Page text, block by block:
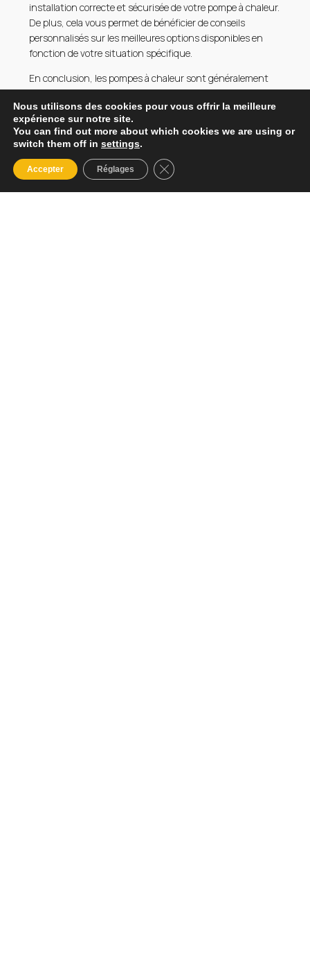
installation correcte et sécurisée de votre pompe à chaleur.
De plus, cela vous permet de bénéficier de conseils
personnalisés sur les meilleures options disponibles en
fonction de votre situation spécifique.
En conclusion, les pompes à chaleur sont généralement
compatibles avec les systèmes de chauffage existants,
mais une évaluation professionnelle est nécessaire pour
déterminer la meilleure approche. N'hésitez pas à
contacter un spécialiste pour obtenir des conseils adaptés
d'installation de pompe à chaleur.
Découvrez plus sur nos solutions et services en visitant
Nous utilisons des cookies pour vous offrir la meilleure
expérience sur notre site.
You can find out more about which cookies we are using or
switch them off in settings.
Accepter Réglages Fermer la bannière des cookies